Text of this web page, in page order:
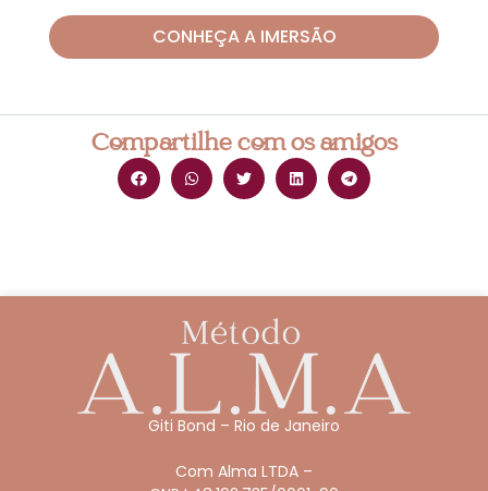
CONHEÇA A IMERSÃO
Compartilhe com os amigos
Giti Bond – Rio de Janeiro
Com Alma LTDA –